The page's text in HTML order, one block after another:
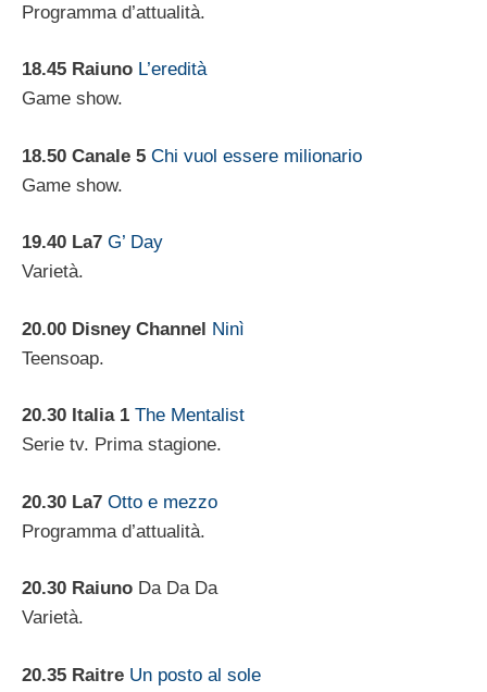
Programma d’attualità.
18.45 Raiuno L’eredità
Game show.
18.50 Canale 5 Chi vuol essere milionario
Game show.
19.40 La7 G’ Day
Varietà.
20.00 Disney Channel Ninì
Teensoap.
20.30 Italia 1 The Mentalist
Serie tv. Prima stagione.
20.30 La7 Otto e mezzo
Programma d’attualità.
20.30 Raiuno Da Da Da
Varietà.
20.35 Raitre Un posto al sole